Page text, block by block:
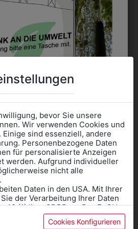
0MRKIH01LA01
KNABENHEMD MIT
SCHULLOGO
€ 51,90
bevor Sie unsere
Wir verwenden Cookies und
sind essenziell, andere
Personenbezogene Daten
für personalisierte Anzeigen
werden. Aufgrund individueller
nicht alle
Daten in den USA. Mit Ihrer
der Verarbeitung Ihrer Daten
49 (1) lit. a GDPR zu. Der EuGH
mit unzureichendem Datenschutz
Risiko, dass US-Behörden
Cookies Konfigurieren
wenn Sie
auf SCHULE in der